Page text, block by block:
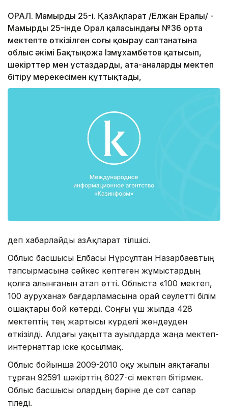
ОРАЛ. Мамырдың 25-і. ҚазАқпарат /Елжан Ералы/ -
Мамырдың 25-інде Орал қаласындағы №36 орта
мектепте өткізілген соңғы қоңырау салтанатына
облыс әкімі Бақтықожа Ізмұхамбетов қатысып,
шәкірттер мен ұстаздарды, ата-аналарды мектеп
бітіру мерекесімен құттықтады,
деп хабарлайды ҚазАқпарат тілшісі.
Облыс басшысы Елбасы Нұрсұлтан Назарбаевтың
тапсырмасына сәйкес көптеген жұмыстардың
қолға алынғанын атап өтті. Облыста «100 мектеп,
100 аурухана» бағдарламасына орай сәулетті білім
ошақтары бой көтерді. Соңғы үш жылда 428
мектептің тең жартысы күрделі жөндеуден
өткізілді. Алдағы уақытта ауылдарда жаңа мектеп-
интернаттар іске қосылмақ.
Облыс бойынша 2009-2010 оқу жылын аяқтағалы
тұрған 92591 шәкірттің 6027-сі мектеп бітірмек.
Облыс басшысы олардың бәріне де сәт сапар
тіледі.